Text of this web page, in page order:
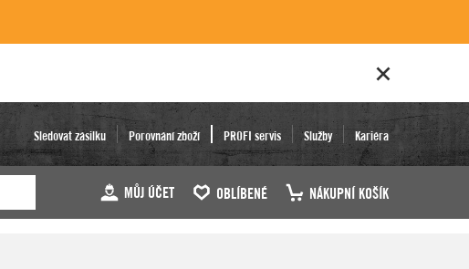
Sledovat zásilku Porovnání zboží PROFI servis Služby Kariéra
MŮJ ÚČET OBLÍBENÉ NÁKUPNÍ KOŠÍK